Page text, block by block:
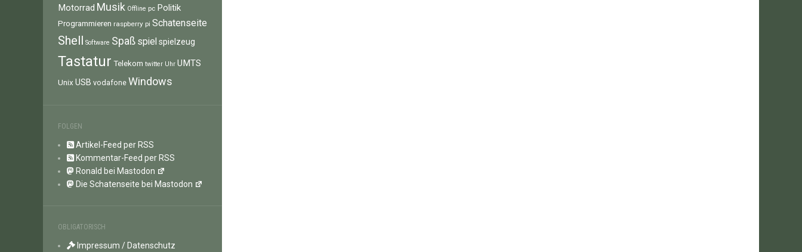
Motorrad Musik Offline pc Politik
Programmieren raspberry pi Schatenseite
Shell Software Spaß spiel spielzeug
Tastatur Telekom twitter Uhr UMTS
Unix USB vodafone Windows
FOLGEN
Artikel-Feed per RSS
Kommentar-Feed per RSS
Ronald bei Mastodon
Die Schatenseite bei Mastodon
OBLIGATORISCH
Impressum / Datenschutz